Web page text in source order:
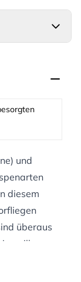
und
diesem
überaus
Dank der